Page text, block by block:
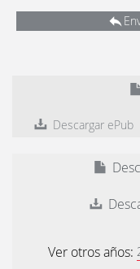
Descargar ePub
Ver otros años: